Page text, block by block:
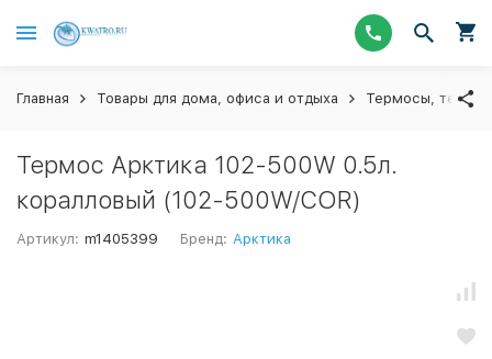
Главная Товары для дома, офиса и отдыха Термосы,
Термос Арктика 102-500W 0.5л.
коралловый (102-500W/COR)
Артикул: m1405399 Бренд: Арктика